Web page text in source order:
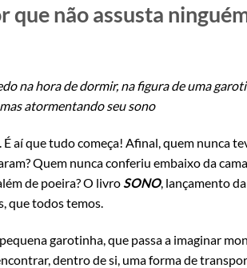
não assusta
na hora de dormir, na figura de uma
atormentando seu sono
É aí que tudo começa! Afinal, quem nunca
Quem nunca conferiu embaixo da
de poeira? O livroSONO, lançamento da
que todos temos.
garotinha, que passa a imaginar
dentro de si, uma forma de